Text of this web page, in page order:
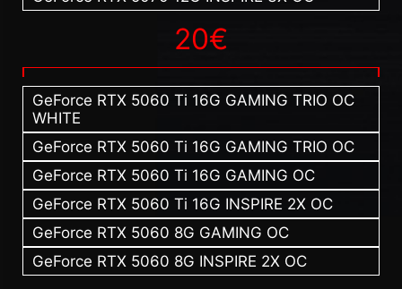
20€
GeForce RTX 5060 Ti 16G GAMING TRIO OC
WHITE
GeForce RTX 5060 Ti 16G GAMING TRIO OC
GeForce RTX 5060 Ti 16G GAMING OC
GeForce RTX 5060 Ti 16G INSPIRE 2X OC
GeForce RTX 5060 8G GAMING OC
GeForce RTX 5060 8G INSPIRE 2X OC